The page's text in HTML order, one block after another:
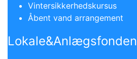
Vintersikkerhedskursus
Åbent vand arrangement
Lokale&Anlægsfonden